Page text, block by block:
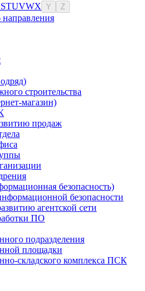
STUVWX Y Z
направления
строительства
магазин)
продаж
безопасность)
безопасности
агентской сети
ПО
подразделения
площадки
складского комплекса ПСК